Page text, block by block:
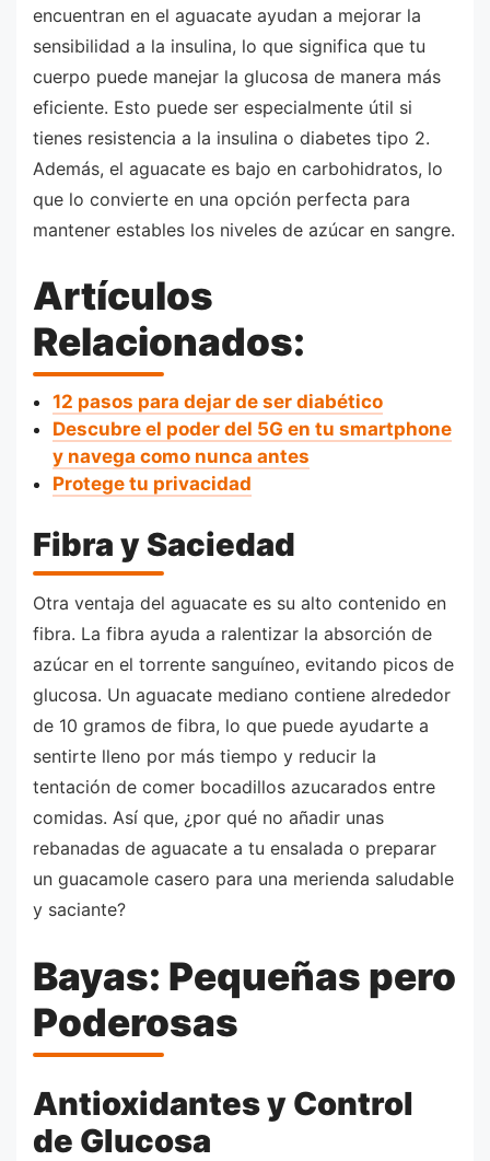
encuentran en el aguacate ayudan a mejorar la
sensibilidad a la insulina, lo que significa que tu
cuerpo puede manejar la glucosa de manera más
eficiente. Esto puede ser especialmente útil si
tienes resistencia a la insulina o diabetes tipo 2.
Además, el aguacate es bajo en carbohidratos, lo
que lo convierte en una opción perfecta para
mantener estables los niveles de azúcar en sangre.
Artículos
Relacionados:
12 pasos para dejar de ser diabético
Descubre el poder del 5G en tu smartphone
y navega como nunca antes
Protege tu privacidad
Fibra y Saciedad
Otra ventaja del aguacate es su alto contenido en
fibra. La fibra ayuda a ralentizar la absorción de
azúcar en el torrente sanguíneo, evitando picos de
glucosa. Un aguacate mediano contiene alrededor
de 10 gramos de fibra, lo que puede ayudarte a
sentirte lleno por más tiempo y reducir la
tentación de comer bocadillos azucarados entre
comidas. Así que, ¿por qué no añadir unas
rebanadas de aguacate a tu ensalada o preparar
un guacamole casero para una merienda saludable
y saciante?
Bayas: Pequeñas pero
Poderosas
Antioxidantes y Control
de Glucosa